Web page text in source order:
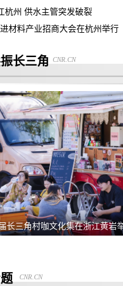
宝公司被发现欺诈消费者后拒
元
器爆炸燃烧
金
司机超时未出发，地域黑乘客
合同，退款，我还没有开始学
套路贷高利息开通199的会员才
没用使用过其它会员权益，要
前不预审，贷款批不过，强制
杭州 供水主管突发破裂
材料产业招商大会在杭州举行
长三角 CNR.CN
长三角村咖文化集在浙江黄岩
CNR.CN